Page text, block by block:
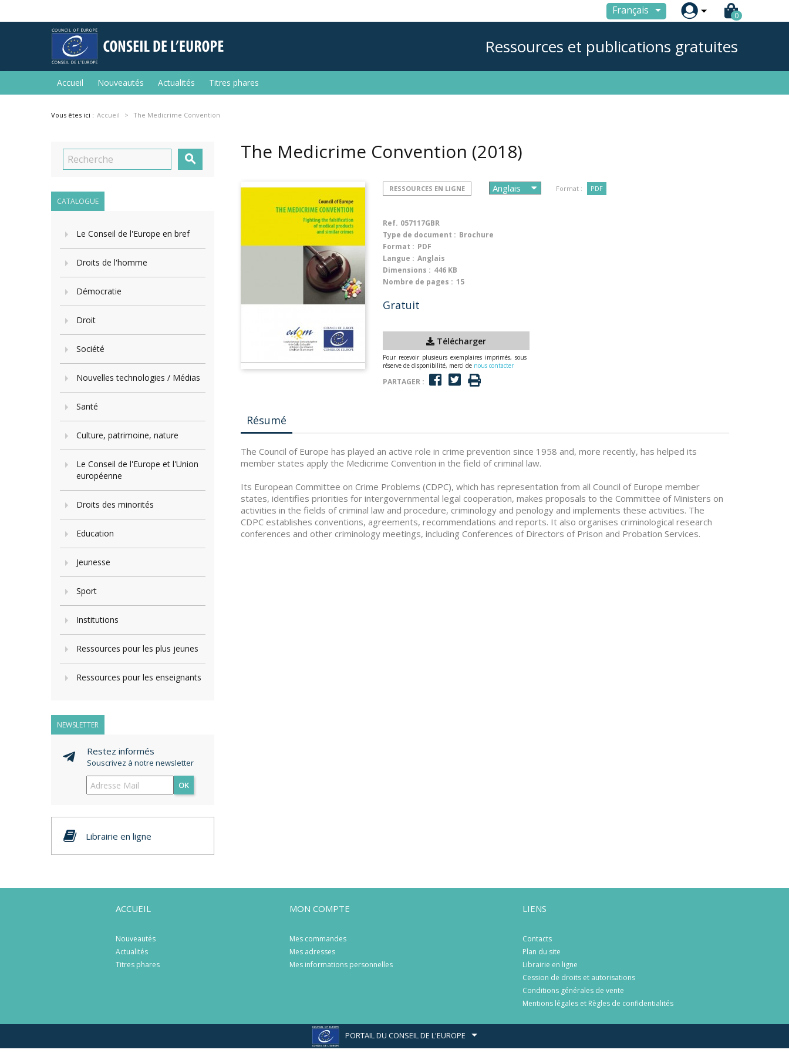
Français  0
Ressources et publications gratuites
Accueil Nouveautés Actualités Titres phares
Vous êtes ici : Accueil The Medicrime Convention

CATALOGUE
Le Conseil de l'Europe en bref
Droits de l'homme
Démocratie
Droit
Société
Nouvelles technologies / Médias
Santé
Culture, patrimoine, nature
Le Conseil de l'Europe et l'Union
européenne
Droits des minorités
Education
Jeunesse
Sport
Institutions
Ressources pour les plus jeunes
Ressources pour les enseignants
NEWSLETTER
Restez informés
Souscrivez à notre newsletter
OK
Librairie en ligne
The Medicrime Convention (2018)
RESSOURCES EN LIGNE Format : PDF
Ref. 057117GBR
Type de document : Brochure
Format : PDF
Langue : Anglais
Dimensions : 446 KB
Nombre de pages : 15
Gratuit
Télécharger
Pour recevoir plusieurs exemplaires imprimés, sous
réserve de disponibilité, merci de nous contacter
PARTAGER :
Résumé
The Council of Europe has played an active role in crime prevention since 1958 and, more recently, has helped its
member states apply the Medicrime Convention in the field of criminal law.
Its European Committee on Crime Problems (CDPC), which has representation from all Council of Europe member
states, identifies priorities for intergovernmental legal cooperation, makes proposals to the Committee of Ministers on
activities in the fields of criminal law and procedure, criminology and penology and implements these activities. The
CDPC establishes conventions, agreements, recommendations and reports. It also organises criminological research
conferences and other criminology meetings, including Conferences of Directors of Prison and Probation Services.
ACCUEIL
Nouveautés
Actualités
Titres phares
MON COMPTE
Mes commandes
Mes adresses
Mes informations personnelles
LIENS
Contacts
Plan du site
Librairie en ligne
Cession de droits et autorisations
Conditions générales de vente
Mentions légales et Règles de confidentialités
PORTAIL DU CONSEIL DE L'EUROPE